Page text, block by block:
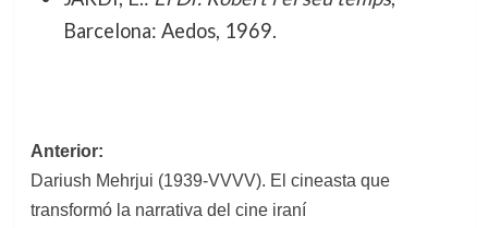
Barcelona: Aedos, 1969.
Navegación
de
Anterior:
Dariush Mehrjui (1939-VVVV). El cineasta que
transformó la narrativa del cine iraní